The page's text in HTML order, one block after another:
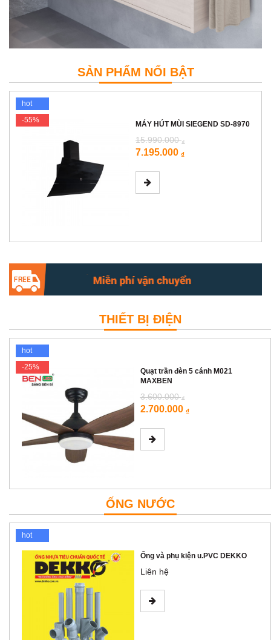
SẢN PHẨM NỔI BẬT
hot
-55%
MÁY HÚT MÙI SIEGEND SD-8970
15.990.000₫
7.195.000 ₫
THIẾT BỊ ĐIỆN
hot
-25%
Quạt trần đèn 5 cánh M021
MAXBEN
3.600.000₫
2.700.000 ₫
ỐNG NƯỚC
hot
Ống và phụ kiện u.PVC DEKKO
Liên hệ